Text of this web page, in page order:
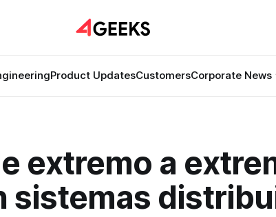
Product UpdatesCustomersCorporate News
extremo a
sistemas